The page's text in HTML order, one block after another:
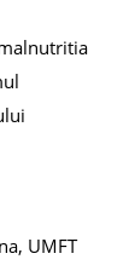
UMFT